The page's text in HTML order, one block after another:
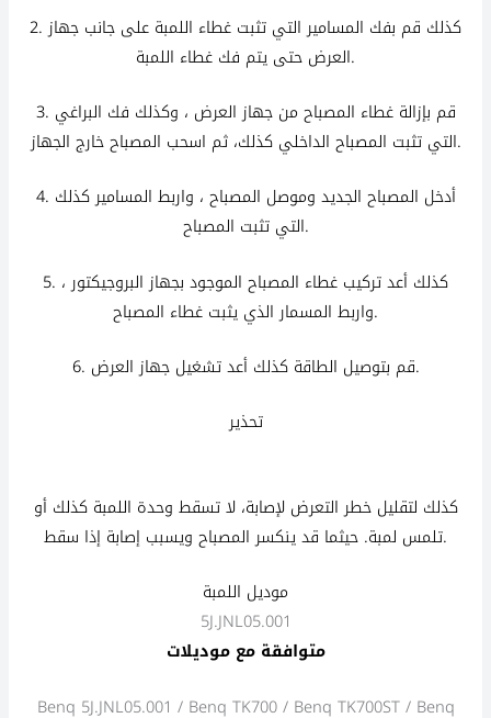
2.
كذلك قم بفك المسامير التي تثبت غطاء اللمبة على جانب جهاز
العرض حتى يتم فك غطاء اللمبة.
3. قم بإزالة غطاء المصباح من جهاز العرض ، وكذلك فك البراغي
التي تثبت المصباح الداخلي كذلك، ثم اسحب المصباح خارج الجهاز.
4. أدخل المصباح الجديد وموصل المصباح ، واربط المساميركذلك
التي تثبت المصباح.
5. كذلك أعد تركيب غطاء المصباح الموجود بجهاز البروجيكتور ،
واربط المسمار الذي يثبت غطاء المصباح.
6. قم بتوصيل الطاقة كذلك أعد تشغيل جهاز العرض.
تحذير
كذلك لتقليل خطر التعرض لإصابة، لا تسقط وحدة اللمبةكذلكأو
تلمس لمبة. حيثما قد ينكسر المصباح ويسبب إصابة إذا سقط.
موديل اللمبة
5J.JNL05.001
متوافقة مع موديلات
Benq 5J.JNL05.001 / Benq TK700 / Benq TK700ST / Benq